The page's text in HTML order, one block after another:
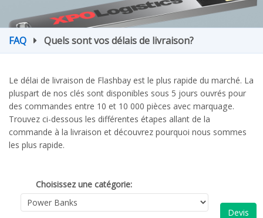
FAQ Quels sont vos délais de livraison?
Le délai de livraison de Flashbay est le plus rapide du marché. La
pluspart de nos clés sont disponibles sous 5 jours ouvrés pour
des commandes entre 10 et 10 000 pièces avec marquage.
Trouvez ci-dessous les différentes étapes allant de la
commande à la livraison et découvrez pourquoi nous sommes
les plus rapide.
Choisissez une catégorie:
Devis